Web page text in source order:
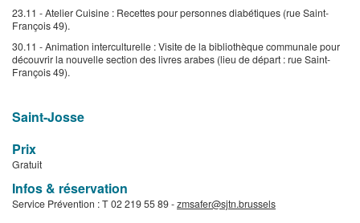
23.11 - Atelier Cuisine : Recettes pour personnes diabétiques (rue Saint-
François 49).
30.11 - Animation interculturelle : Visite de la bibliothèque communale pour
découvrir la nouvelle section des livres arabes (lieu de départ : rue Saint-
François 49).
Saint-Josse
Prix
Gratuit
Infos & réservation
Service Prévention : T 02 219 55 89 -zmsafer@sjtn.brussels